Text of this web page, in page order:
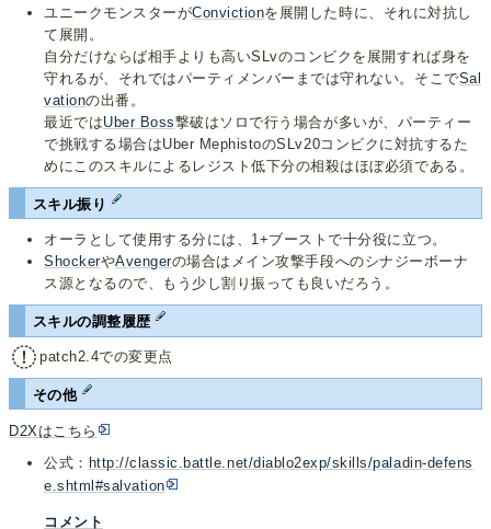
ユニークモンスターがConvictionを展開した時に、それに対抗し
て展開。
自分だけならば相手よりも高いSLvのコンビクを展開すれば身を
守れるが、それではパーティメンバーまでは守れない。そこでSal
vationの出番。
最近ではUber Boss撃破はソロで行う場合が多いが、パーティー
で挑戦する場合はUber MephistoのSLv20コンビクに対抗するた
めにこのスキルによるレジスト低下分の相殺はほぼ必須である。
スキル振り
オーラとして使用する分には、1+ブーストで十分役に立つ。
ShockerやAvengerの場合はメイン攻撃手段へのシナジーボーナ
ス源となるので、もう少し割り振っても良いだろう。
スキルの調整履歴
patch2.4での変更点
その他
D2Xはこちら
公式： http://classic.battle.net/diablo2exp/skills/paladin-defens
e.shtml#salvation
コメント